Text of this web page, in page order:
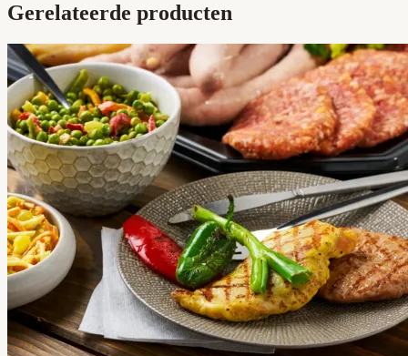
Gerelateerde producten